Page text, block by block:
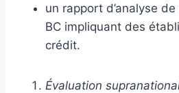
un rapport d’analyse
BC impliquant des
crédit.
Évaluation